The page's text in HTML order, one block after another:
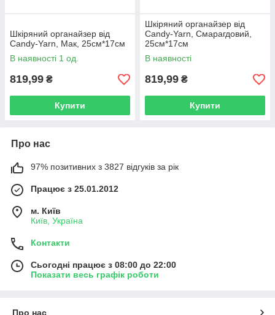
Шкіряний органайзер від
Candy-Yarn, Мак, 25см*17см
В наявності 1 од.
819,99 ₴
Купити
Шкіряний органайзер від
Candy-Yarn, Смарагдовий,
25см*17см
В наявності
819,99 ₴
Купити
Про нас
97% позитивних з 3827 відгуків за рік
Працює з 25.01.2012
м. Київ
Київ, Україна
Контакти
Сьогодні працює з 08:00 до 22:00
Показати весь графік роботи
Про нас